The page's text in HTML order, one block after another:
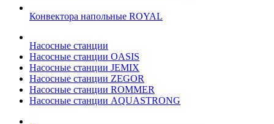
Конвектора напольные ROYAL
Насосные станции
Насосные станции OASIS
Насосные станции JEMIX
Насосные станции ZEGOR
Насосные станции ROMMER
Насосные станции AQUASTRONG